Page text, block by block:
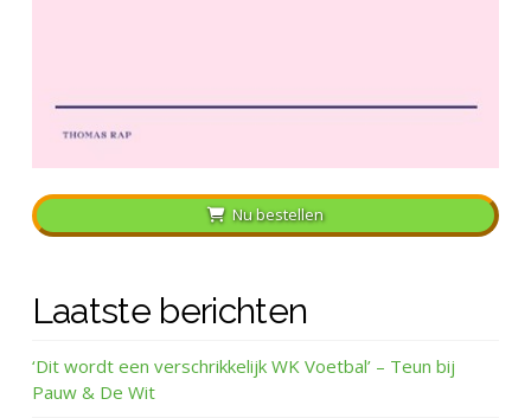
Nu bestellen
Laatste berichten
‘Dit wordt een verschrikkelijk WK Voetbal’ – Teun bij
Pauw & De Wit